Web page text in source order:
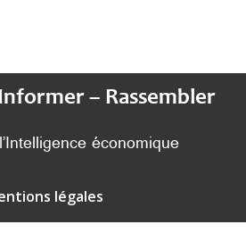
– Rassembler
économique
légales